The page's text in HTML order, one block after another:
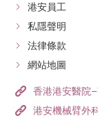
港安員工
私隱聲明
法律條款
網站地圖
香港港安醫院
港安機械臂外